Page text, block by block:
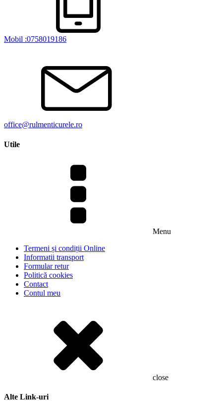
Mobil :0758019186
office@rulmenticurele.ro
Utile
Menu
Termeni și condiții Online
Informatii transport
Formular retur
Politică cookies
Contact
Contul meu
close
Alte Link-uri